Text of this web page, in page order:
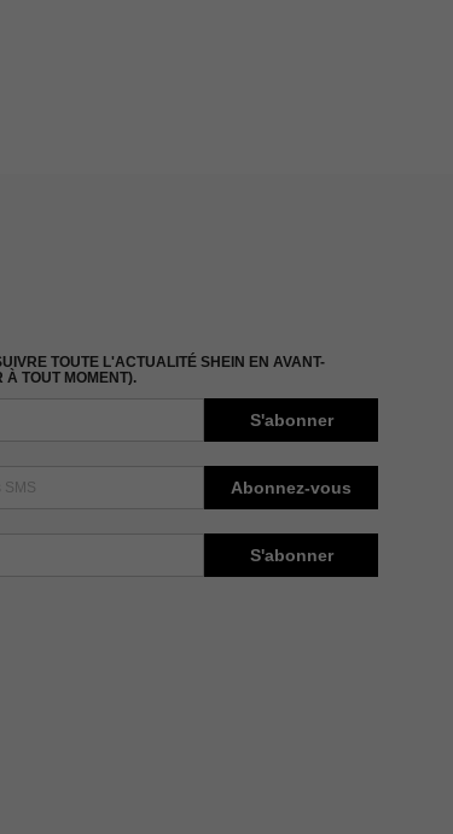
TOUTE L'ACTUALITÉ SHEIN EN AVANT-
À TOUT MOMENT).
S'abonner
Abonnez-vous
S'abonner